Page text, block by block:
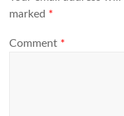
marked *
Comment *